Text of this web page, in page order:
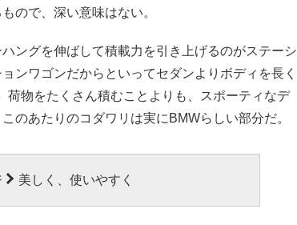
ので、深い意味はない。
ングを伸ばして積載力を引き上げるのがステーシ
ンワゴンだからといってセダンよりボディを長く
荷物をたくさん積むことよりも、スポーティなデ
のあたりのコダワリは実にBMWらしい部分だ。
美しく、使いやすく